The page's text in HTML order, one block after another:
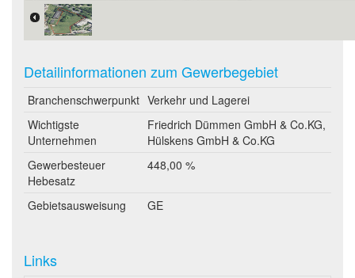
Detailinformationen zum Gewerbegebiet
Branchenschwerpunkt Verkehr und Lagerei
Wichtigste
Unternehmen
Friedrich Dümmen GmbH & Co.KG,
Hülskens GmbH & Co.KG
Gewerbesteuer
Hebesatz
448,00 %
Gebietsausweisung GE
Links